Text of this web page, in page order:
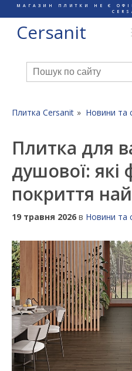
МАГАЗИН ПЛИТКИ НЕ Є
Cersanit
Плитка Cersanit Новини та
Плитка для
душової: які
покриття
19 травня 2026 в Новини та